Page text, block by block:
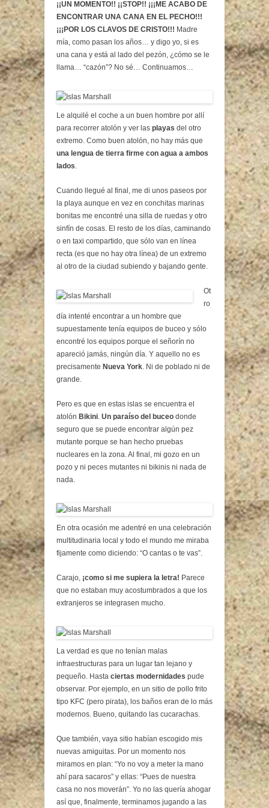
¡¡UN MOMENTO!! ¡¡STOP!! ¡¡¡ME ACABO DE
ENCONTRAR UNA CANA EN EL PECHO!!!
¡¡¡POR LOS CLAVOS DE CRISTO!!! Madre
mía, como pasan los años… y digo yo, si es
una cana y está al lado del pezón, ¿cómo se le
llama… “cazón”? No sé… Continuamos…
Le alquilé el coche a un buen hombre por allí
para recorrer atolón y ver las playas del otro
extremo. Como buen atolón, no hay más que
una lengua de tierra firme con agua a ambos
lados
Cuando llegué al final, me di unos paseos por
la playa aunque en vez en conchitas marinas
bonitas me encontré una silla de ruedas y otro
sinfín de cosas. El resto de los días, caminando
o en taxi compartido, que sólo van en línea
recta (es que no hay otra línea) de un extremo
al otro de la ciudad subiendo y bajando gente.
Ot
ro
día intenté encontrar a un hombre que
supuestamente tenía equipos de buceo y sólo
encontré los equipos porque el señorín no
apareció jamás, ningún día. Y aquello no es
precisamente Nueva York . Ni de poblado ni de
grande.
Pero es que en estas islas se encuentra el
atolón Bikini Un paraíso del buceo donde
seguro que se puede encontrar algún pez
mutante porque se han hecho pruebas
nucleares en la zona. Al final, mi gozo en un
pozo y ni peces mutantes ni bikinis ni nada de
nada.
En otra ocasión me adentré en una celebración
multitudinaria local y todo el mundo me miraba
fijamente como diciendo: “O cantas o te vas”.
Carajo, ¡como si me supiera la letra! Parece
que no estaban muy acostumbrados a que los
extranjeros se integrasen mucho.
La verdad es que no tenían malas
infraestructuras para un lugar tan lejano y
pequeño. Hasta ciertas modernidades pude
observar. Por ejemplo, en un sitio de pollo frito
tipo KFC (pero pirata), los baños eran de lo más
modernos. Bueno, quitando las cucarachas.
Que también, vaya sitio habían escogido mis
nuevas amiguitas. Por un momento nos
miramos en plan: “Yo no voy a meter la mano
ahí para sacaros” y ellas: “Pues de nuestra
casa no nos moverán”. Yo no las quería ahogar
así que, finalmente, terminamos jugando a las